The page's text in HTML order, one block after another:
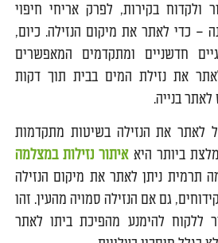
ולקדוח בקירות, לפרק אריחי חיפוי
– כדי לאתר את מיקום הנזילה. כיום,
חדשניים ומתקדמים המאפשרים
את נזילת המים בבית תוך דקות
בנייה.
לאתר את הנזילה בשיטות מתקדמות
ביותר היא איתור נזילות במצלמה
תרמית ניתן לאתר את מיקום הנזילה
גם אם הנזילה סמויה מהעין. זהו
ללקוח להימנע מהפיכת ביתו לאתר